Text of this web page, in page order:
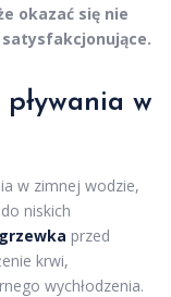
okazać się nie
w
w zimnej wodzie,
niskich
przed
krwi,
wychłodzenia.